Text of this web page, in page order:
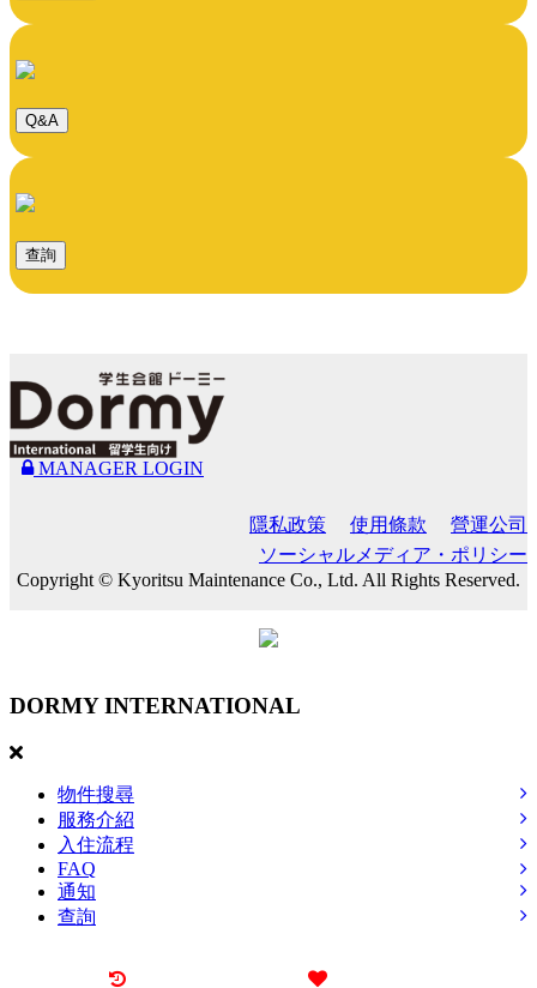
Q&A
查詢
MANAGER LOGIN
隱私政策 使用條款
營運公司
ソーシャルメディア・ポリシー
Copyright © Kyoritsu Maintenance Co., Ltd. All Rights Reserved.
DORMY INTERNATIONAL
物件搜尋
服務介紹
入住流程
FAQ
通知
查詢